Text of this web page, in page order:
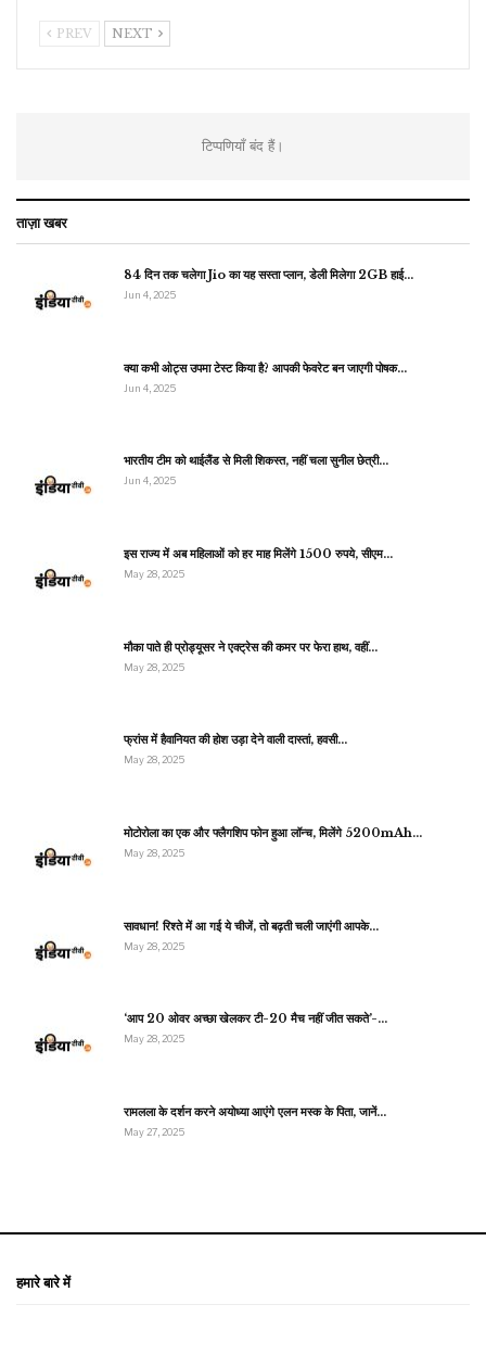
PREV NEXT
टिप्पणियाँ बंद हैं।
ताज़ा खबर
84 दिन तक चलेगा Jio का यह सस्ता प्लान, डेली मिलेगा 2GB हाई…
Jun 4, 2025
क्या कभी ओट्स उपमा टेस्ट किया है? आपकी फेवरेट बन जाएगी पोषक…
Jun 4, 2025
भारतीय टीम को थाईलैंड से मिली शिकस्त, नहीं चला सुनील छेत्री…
Jun 4, 2025
इस राज्य में अब महिलाओं को हर माह मिलेंगे 1500 रुपये, सीएम…
May 28, 2025
मौका पाते ही प्रोड्यूसर ने एक्ट्रेस की कमर पर फेरा हाथ, वहीं…
May 28, 2025
फ्रांस में हैवानियत की होश उड़ा देने वाली दास्तां, हवसी…
May 28, 2025
मोटोरोला का एक और फ्लैगशिप फोन हुआ लॉन्च, मिलेंगे 5200mAh…
May 28, 2025
सावधान! रिश्ते में आ गई ये चीजें, तो बढ़ती चली जाएंगी आपके…
May 28, 2025
‘आप 20 ओवर अच्छा खेलकर टी-20 मैच नहीं जीत सकते’-…
May 28, 2025
रामलला के दर्शन करने अयोध्या आएंगे एलन मस्क के पिता, जानें…
May 27, 2025
हमारे बारे में